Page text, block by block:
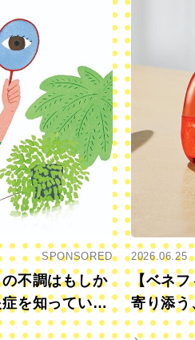
SPONSORED
不調はもしか
を知っていま
2026.06.25
【ベネフ
寄り添う
きに